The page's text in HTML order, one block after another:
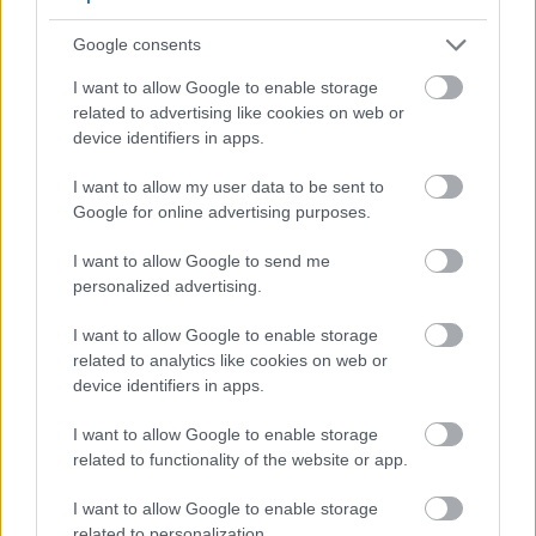
Google consents
I want to allow Google to enable storage
related to advertising like cookies on web or
device identifiers in apps.
I want to allow my user data to be sent to
Google for online advertising purposes.
I want to allow Google to send me
personalized advertising.
I want to allow Google to enable storage
related to analytics like cookies on web or
device identifiers in apps.
I want to allow Google to enable storage
related to functionality of the website or app.
I want to allow Google to enable storage
আনন্দ এবং বাগানের সৌন্দর্য উভয়ই নিয়ে আসে। এর
পালকযুক্ত পাতা, সুগন্ধযুক্ত বীজ এবং কিছু জাতের জন্য,
একটি কন্দযুক্ত ভিত্তির কারণে, মৌরি একই গাছ থেকে
একাধিক ফসল দেয়।আরও পড়ুন...
আপনার নিজের বাগানে বেগুন চাষের জন্য একটি
নির্দেশিকা
প্রকাশিত: ৫ ফেব্রুয়ারী, ২০২৬ এ ১:৩৫:১৪ PM UTC
চকচকে বেগুনি রত্ন যা সাধারণ খাবারগুলিকে রন্ধনসম্পর্কীয়
অভিযানে রূপান্তরিত করে। আপনি ক্লাসিক 'ব্ল্যাক বিউটি'
অলঙ্কারাদির প্রতি আকৃষ্ট হোন না কেন, বেগুন চাষ আপনাকে
সৌন্দর্য এবং স্বাদ উভয়ই প্রদান করে। আরও পড়ুন...
নির্দেশিকা
প্রকাশিত: ৫ ফেব্রুয়ারী, ২০২৬ এ ১২:৪৬:১০ PM UTC
আপনার বাড়ির বাগানে চাষ করা যেতে পারে এমন সবজির
মধ্যে কলার্ড হল সবচেয়ে ফলপ্রসূ সবজি। উদ্ভিজ্জ জগতের এই